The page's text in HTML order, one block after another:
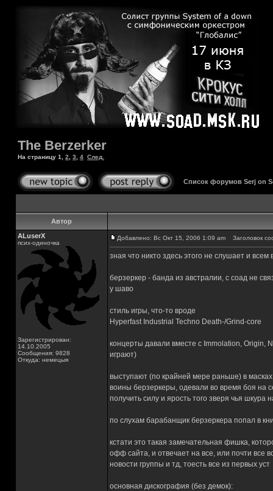
The Berzerker
На страницу 1 2 3 4 След.
Список форумов Serj on
Автор
ALuserX
псих-одиночка
Зарегистрирован:
14.10.2005
Сообщения: 9828
Откуда: немецыя
Добавлено: Вс Окт 15, 2006 1:09 am Заголовок
зная что никто здесь этого не слушает и
берзеркер - банда из австралии, с соад не
у шаво
стиль игры, что-то вроде
Hyperfast Industrial Techno Death-/Grind-core
концерты давали вместе с Immolation, Origin,
играют)
выступают (по крайней мере раньше) в
воины берзеркеры, одевали во время боя на
получить силу и ярость того зверя чья шкура
по слухам барабанщик берзеркера попал в
кстати это такая замечательная фишка,
офф сайта, и отвечает на все, или почти все
новости группы и тд, тоесть все из первых уст
основная дискография (без демок):